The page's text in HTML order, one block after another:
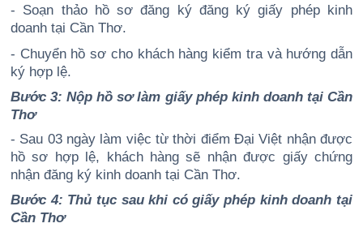
- Soạn thảo hồ sơ đăng ký đăng ký giấy phép kinh
doanh tại Cần Thơ.
- Chuyển hồ sơ cho khách hàng kiểm tra và hướng dẫn
ký hợp lệ.
Bước 3: Nộp hồ sơ làm giấy phép kinh doanh tại Cần
Thơ
- Sau 03 ngày làm việc từ thời điểm Đại Việt nhận được
hồ sơ hợp lệ, khách hàng sẽ nhận được giấy chứng
nhận đăng ký kinh doanh tại Cần Thơ.
Bước 4: Thủ tục sau khi có giấy phép kinh doanh tại
Cần Thơ